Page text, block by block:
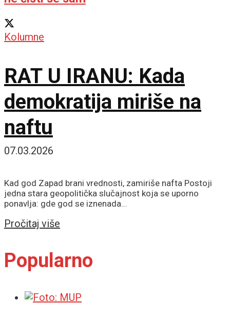
Kolumne
RAT U IRANU: Kada
demokratija miriše na
naftu
07.03.2026
Kad god Zapad brani vrednosti, zamiriše nafta Postoji
jedna stara geopolitička slučajnost koja se uporno
ponavlja: gde god se iznenada...
Pročitaj više
Popularno